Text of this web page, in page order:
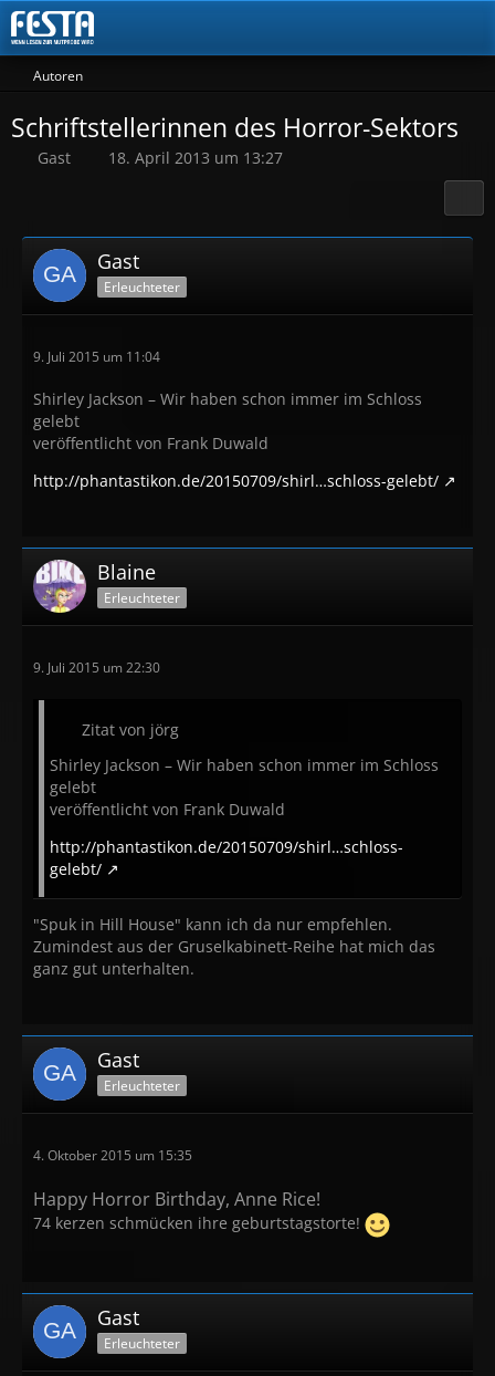
Autoren
Schriftstellerinnen des Horror-Sektors
Gast 18. April 2013 um 13:27
Gast
Erleuchteter
9. Juli 2015 um 11:04
Shirley Jackson – Wir haben schon immer im Schloss
gelebt
veröffentlicht von Frank Duwald
http://phantastikon.de/20150709/shirl…schloss-gelebt/
Blaine
Erleuchteter
9. Juli 2015 um 22:30
Zitat von jörg
Shirley Jackson – Wir haben schon immer im Schloss
gelebt
veröffentlicht von Frank Duwald
http://phantastikon.de/20150709/shirl…schloss-
gelebt/
"Spuk in Hill House" kann ich da nur empfehlen.
Zumindest aus der Gruselkabinett-Reihe hat mich das
ganz gut unterhalten.
Gast
Erleuchteter
4. Oktober 2015 um 15:35
Happy Horror Birthday, Anne Rice!
74 kerzen schmücken ihre geburtstagstorte!
Gast
Erleuchteter